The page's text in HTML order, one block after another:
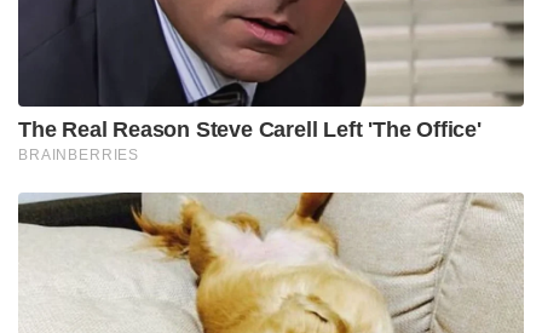
The Real Reason Steve Carell Left 'The Office'
BRAINBERRIES